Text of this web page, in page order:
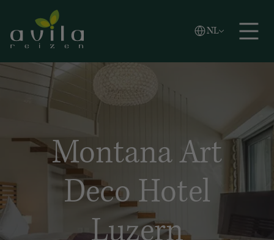
Zoeken
NL
Vlaams
English
Montana Art
Deco Hotel